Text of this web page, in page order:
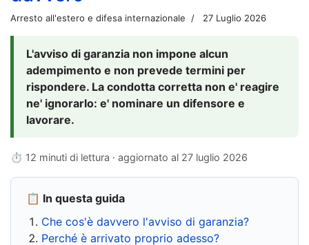
Arresto all'estero e difesa internazionale 27 Luglio 2026
L'avviso di garanzia non impone alcun
adempimento e non prevede termini per
rispondere. La condotta corretta non e' reagire
ne' ignorarlo: e' nominare un difensore e
lavorare.
⏱ 12 minuti di lettura · aggiornato al 27 luglio 2026
📋 In questa guida
Che cos'è davvero l'avviso di garanzia?
Perché è arrivato proprio adesso?